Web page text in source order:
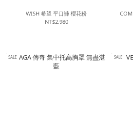
WISH 希望 平口褲 櫻花粉
NT$2,980
SALE SALE